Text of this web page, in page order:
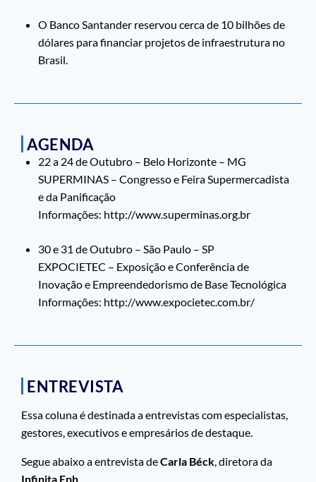
O Banco Santander reservou cerca de 10 bilhões de
dólares para financiar projetos de infraestrutura no
Brasil.
AGENDA
22 a 24 de Outubro – Belo Horizonte – MG
SUPERMINAS – Congresso e Feira Supermercadista
e da Panificação
Informações: http://www.superminas.org.br
30 e 31 de Outubro – São Paulo – SP
EXPOCIETEC – Exposição e Conferência de
Inovação e Empreendedorismo de Base Tecnológica
Informações: http://www.expocietec.com.br/
ENTREVISTA
Essa coluna é destinada a entrevistas com especialistas,
gestores, executivos e empresários de destaque.
Segue abaixo a entrevista deCarla Béck , diretora da
Infinita Eph